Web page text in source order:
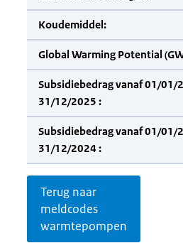
Koudemiddel:
Global Warming Potential
Subsidiebedrag vanaf 01/01/
31/12/2025 :
Subsidiebedrag vanaf 01/01/
31/12/2024 :
Terug naar
meldcodes
warmtepompen